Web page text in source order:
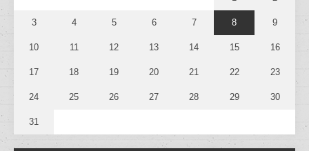
3 4 5 6 7 8 9
10 11 12 13 14 15 16
17 18 19 20 21 22 23
24 25 26 27 28 29 30
31